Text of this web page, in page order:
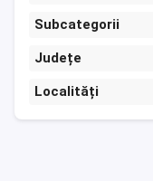
Subcategorii
Județe
Localități